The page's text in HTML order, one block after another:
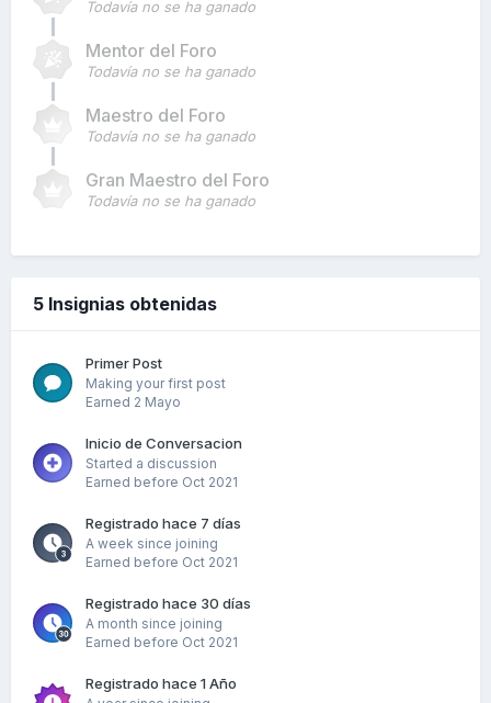
Todavía no se ha ganado
Mentor del Foro
Todavía no se ha ganado
Maestro del Foro
Todavía no se ha ganado
Gran Maestro del Foro
Todavía no se ha ganado
5 Insignias obtenidas
Primer Post
Making your first post
Earned 2 Mayo
Inicio de Conversacion
Started a discussion
Earned before Oct 2021
Registrado hace 7 días
A week since joining
Earned before Oct 2021
Registrado hace 30 días
A month since joining
Earned before Oct 2021
Registrado hace 1 Año